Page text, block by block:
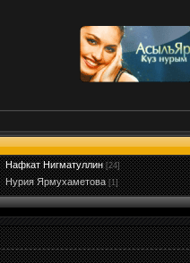
Нафкат Нигматуллин [24]
Нурия Ярмухаметова [1]